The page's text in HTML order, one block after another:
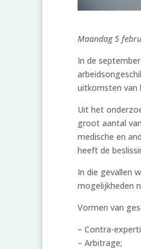
Maandag 5
In de
uitkomsten van
Uit het
groot aantal
medische en
heeft de
In die gevallen
mogelijkheden
Vormen van
– Contra-
– Arbitrage;